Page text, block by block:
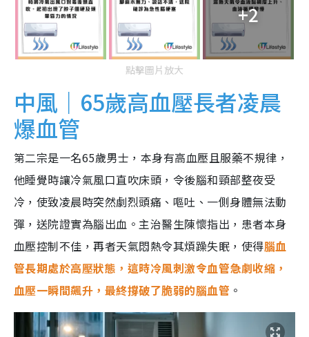
+2
點擊圖片放大
中風｜65歲高血壓長者凌晨
爆血管
第二宗是一名65歲男士，本身有高血壓且服藥不規律，
他睡覺時讓冷氣風口直吹床頭，令後腦和頸部整夜受
冷，使致凌晨時突然劇烈頭痛、嘔吐、一側身體無法動
彈，送院證實為腦出血。主治醫生陳懷指出，患者本身
血壓控制不佳，再者天氣悶熱令其煩躁失眠，使得腦血
管長期處於高壓狀態，這時冷風刺激令血管急劇收縮，
血壓一瞬間飆升，最終撐破了脆弱的腦血管 。